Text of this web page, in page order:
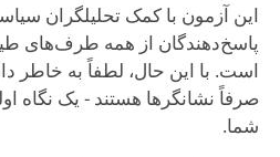
این آزمون با کمک تحلیلگران
پاسخ‌دهندگان از همه طرف‌های
است. با این حال، لطفاً به خاطر
صرفاً نشانگرها هستند - یک نگاه
شما.